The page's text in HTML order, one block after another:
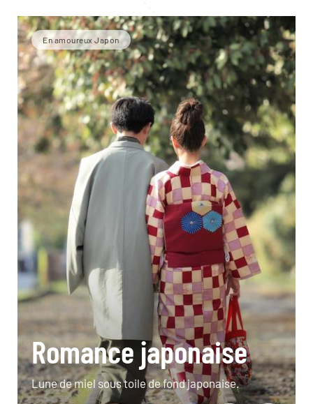
En amoureux Japon
Romance japonaise
Lune de miel sous toile de fond japonaise.